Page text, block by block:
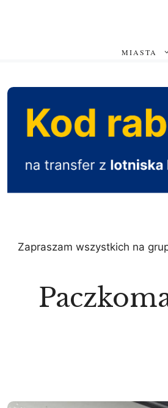
MIASTA
Zapraszam wszystkich na